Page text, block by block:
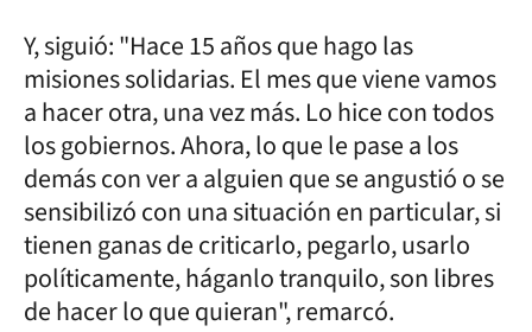
Y, siguió: "Hace 15 años que hago las
misiones solidarias. El mes que viene vamos
a hacer otra, una vez más. Lo hice con todos
los gobiernos. Ahora, lo que le pase a los
demás con ver a alguien que se angustió o se
sensibilizó con una situación en particular, si
tienen ganas de criticarlo, pegarlo, usarlo
políticamente, háganlo tranquilo, son libres
de hacer lo que quieran", remarcó.